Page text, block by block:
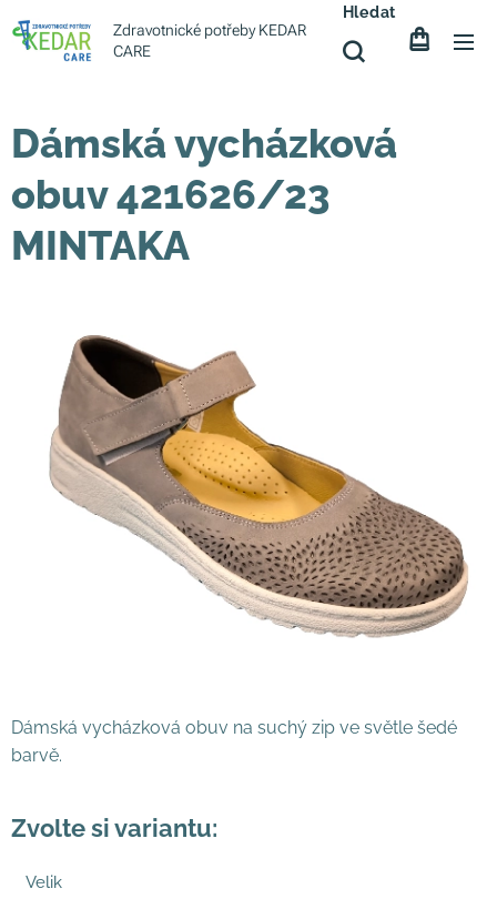
Zdravotnické potřeby KEDAR
CARE
Hledat
Dámská vycházková
obuv 421626/23
MINTAKA
Dámská vycházková obuv na suchý zip ve světle šedé
barvě.
Zvolte si variantu:
Velik